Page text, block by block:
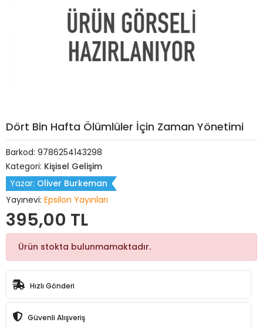
Dört Bin Hafta Ölümlüler İçin Zaman Yönetimi
Barkod: 9786254143298
Kategori: Kişisel Gelişim
Yazar: Oliver Burkeman
Yayınevi: Epsilon Yayınları
395,00 TL
Ürün stokta bulunmamaktadır.
Hızlı Gönderi
Güvenli Alışveriş